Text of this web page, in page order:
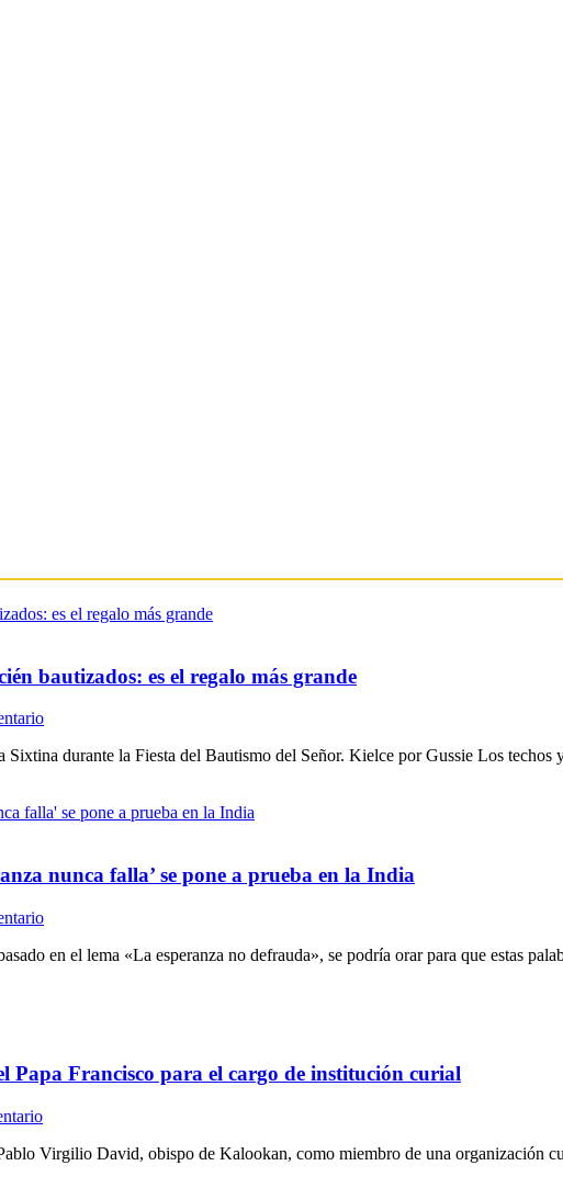
y la religión
bautizados: es el regalo más grande
Sixtina durante la Fiesta del Bautismo del Señor. Kielce por Gussie Los
nunca falla’ se pone a prueba en la India
en el lema «La esperanza no defrauda», se podría orar para que estas
Papa Francisco para el cargo de institución curial
Virgilio David, obispo de Kalookan, como miembro de una